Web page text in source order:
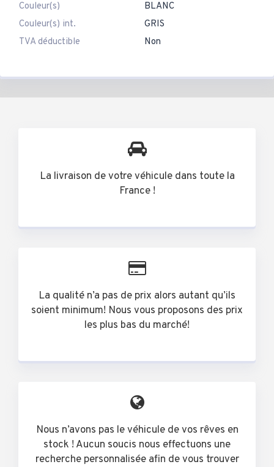
Couleur(s)
BLANC
Couleur(s) int.
GRIS
TVA déductible
Non
La livraison de votre véhicule dans toute la
France !
La qualité n’a pas de prix alors autant qu’ils
soient minimum! Nous vous proposons des prix
les plus bas du marché!
Nous n’avons pas le véhicule de vos rêves en
stock ! Aucun soucis nous effectuons une
recherche personnalisée afin de vous trouver